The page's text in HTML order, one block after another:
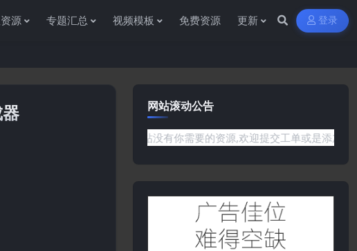
源 专题汇总 视频模板 免费资源 更新 登录
网站滚动公告
遇到任何问题或是网站没有你需要的资源,欢迎提交工单或是添加客服微信